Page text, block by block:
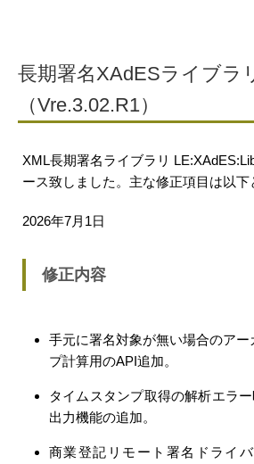
長期署名XAdESライブラ
（Vre.3.02.R1）
XML長期署名ライブラリ
ース致しました。主な修正項目は以下
2026年7月1日
修正内容
手元に署名対象が無い場合のア
プ計算用のAPI追加。
タイムスタンプ取得の解析エラ
出力機能の追加。
商業登記リモート署名ドライ